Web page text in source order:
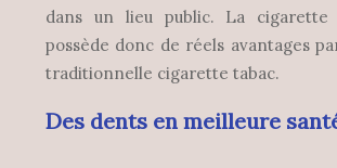
dans un lieu public. La cigarette
possède donc de réels avantages
traditionnelle cigarette tabac.
Des dents en meilleure